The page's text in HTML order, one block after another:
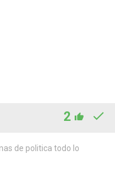
2
de politica todo lo